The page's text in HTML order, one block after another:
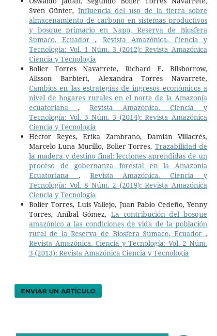
Sven Günter,Influencia del uso de la tierra sobre
almacenamiento de carbono en sistemas productivos
y bosque primario en Napo, Reserva de Biosfera
Sumaco, Ecuador, Revista Amazónica. Ciencia y
Tecnología: Vol. 1 Núm. 3 (2012): Revista Amazónica
Ciencia y Tecnología
Bolier Torres Navarrete, Richard E. Bilsborrow,
Alisson Barbieri, Alexandra Torres Navarrete,
Cambios en las estrategias de ingresos económicos a
nivel de hogares rurales en el norte de la Amazonía
ecuatoriana , Revista Amazónica. Ciencia y
Tecnología: Vol. 3 Núm. 3 (2014): Revista Amazónica
Ciencia y Tecnología
Héctor Reyes, Erika Zambrano, Damián Villacrés,
Marcelo Luna Murillo, Bolier Torres, Trazabilidad de
la madera y destino final: lecciones aprendidas de un
proceso de gobernanza forestal en la Amazonía
Ecuatoriana , Revista Amazónica. Ciencia y
Tecnología: Vol. 8 Núm. 2 (2019): Revista Amazónica
Ciencia y Tecnología
Bolier Torres, Luis Vallejo, Juan Pablo Cedeño, Yenny
Torres, Aníbal Gómez, La contribución del bosque
amazónico a las condiciones de vida de la población
rural de la Reserva de Biosfera Sumaco, Ecuador,
Revista Amazónica. Ciencia y Tecnología: Vol. 2 Núm.
3 (2013): Revista Amazónica Ciencia y Tecnología
ENVIAR UN ARTÍCULO